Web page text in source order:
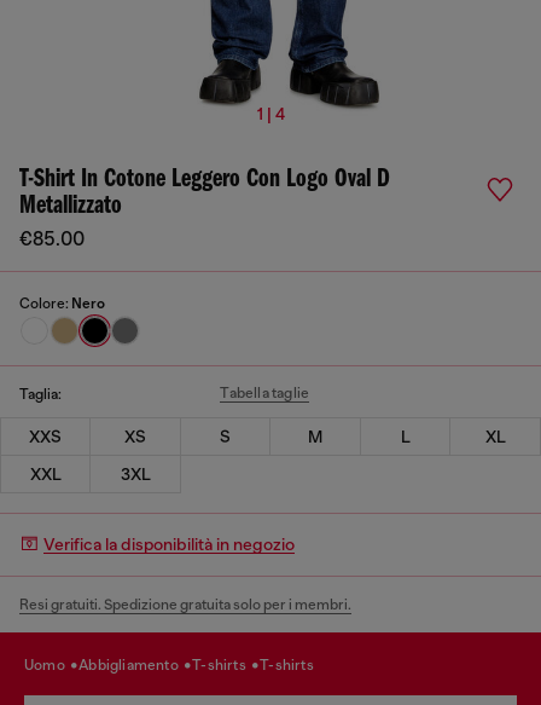
1 | 4
T-Shirt In Cotone Leggero Con Logo Oval D
Metallizzato
€85.00
Colore: Nero
Taglia: Tabella taglie
XXS XS S M L
XL
XXL
3XL
Verifica la disponibilità in negozio
Resi gratuiti. Spedizione gratuita solo per i membri.
uomo abbigliamento t-shirts t-shirts